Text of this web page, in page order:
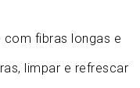
fibras longas e
limpar e refrescar